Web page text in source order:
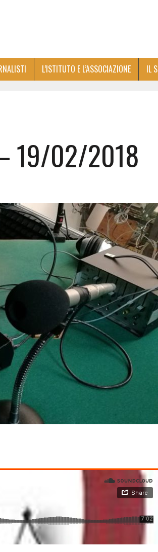
L’ISTITUTO E L’ASSOCIAZIONE IL
19/02/2018